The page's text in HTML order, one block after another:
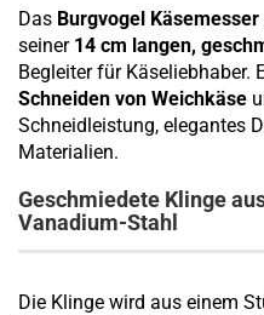
Das Burgvogel Käsemesser
seiner 14 cm langen,
Begleiter für Käseliebhaber.
Schneiden von Weichkäse
Schneidleistung, elegantes
Materialien.
Geschmiedete Klinge
Vanadium-Stahl
Die Klinge wird aus einem